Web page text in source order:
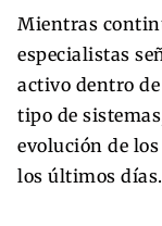
Mientras
especialistas
activo dentro
tipo de
evolución de
los últimos días.